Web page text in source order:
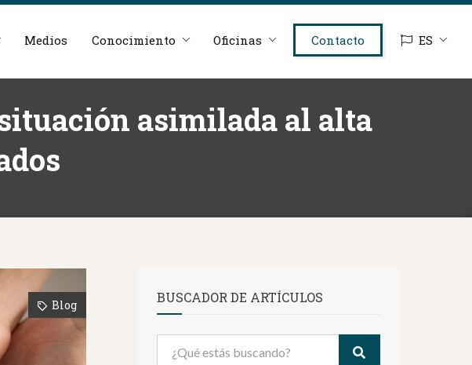
Medios Conocimiento Oficinas Contacto ES
asimilada al alta
Blog BUSCADOR DE ARTÍCULOS